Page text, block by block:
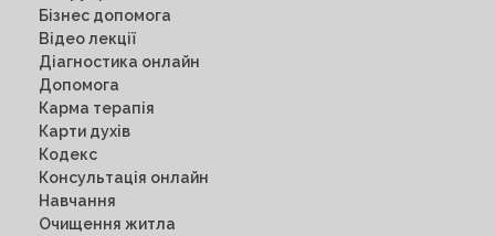
Бізнес допомога
Відео лекції
Діагностика онлайн
Допомога
Карма терапія
Карти духів
Кодекс
Консультація онлайн
Навчання
Очищення житла